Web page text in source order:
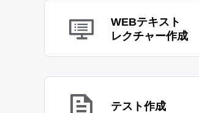
WEBテキスト
レクチャー作成
テスト作成